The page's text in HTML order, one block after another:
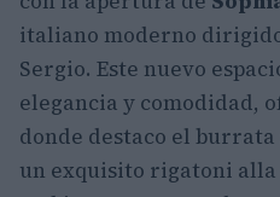
italiano moderno
Sergio. Este nuevo
elegancia y comodidad,
donde destaco el burrata
un exquisito rigatoni alla